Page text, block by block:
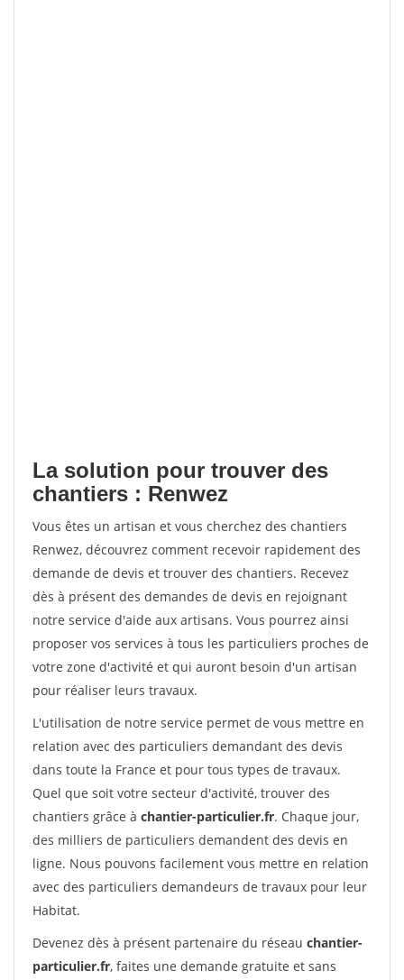
La solution pour trouver des
chantiers : Renwez
Vous êtes un artisan et vous cherchez des chantiers
Renwez, découvrez comment recevoir rapidement des
demande de devis et trouver des chantiers. Recevez
dès à présent des demandes de devis en rejoignant
notre service d'aide aux artisans. Vous pourrez ainsi
proposer vos services à tous les particuliers proches de
votre zone d'activité et qui auront besoin d'un artisan
pour réaliser leurs travaux.
L'utilisation de notre service permet de vous mettre en
relation avec des particuliers demandant des devis
dans toute la France et pour tous types de travaux.
Quel que soit votre secteur d'activité, trouver des
chantiers grâce à chantier-particulier.fr. Chaque jour,
des milliers de particuliers demandent des devis en
ligne. Nous pouvons facilement vous mettre en relation
avec des particuliers demandeurs de travaux pour leur
Habitat.
Devenez dès à présent partenaire du réseau chantier-
particulier.fr, faites une demande gratuite et sans